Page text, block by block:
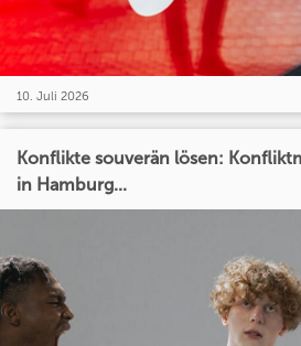
10. Juli 2026
Konflikte souverän lösen:
in Hamburg...